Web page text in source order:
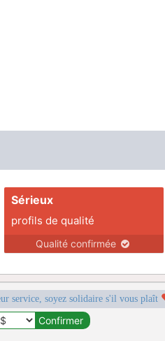
Sérieux
profils de qualité
Qualité confirmée
service, soyez solidaire s'il vous plaît